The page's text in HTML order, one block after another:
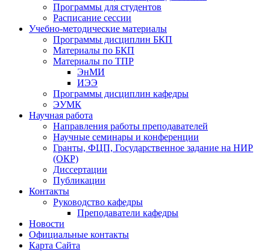
Программы для студентов
Расписание сессии
Учебно-методические материалы
Программы дисциплин БКП
Материалы по БКП
Материалы по ТПР
ЭнМИ
ИЭЭ
Программы дисциплин кафедры
ЭУМК
Научная работа
Направления работы преподавателей
Научные семинары и конференции
Гранты, ФЦП, Государственное задание на НИР
(ОКР)
Диссертации
Публикации
Контакты
Руководство кафедры
Преподаватели кафедры
Новости
Официальные контакты
Карта Сайта